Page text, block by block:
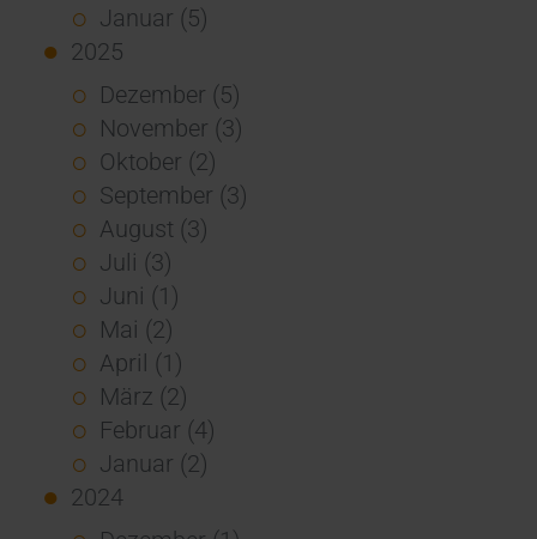
Januar (5)
2025
Dezember (5)
November (3)
Oktober (2)
September (3)
August (3)
Juli (3)
Juni (1)
Mai (2)
April (1)
März (2)
Februar (4)
Januar (2)
2024